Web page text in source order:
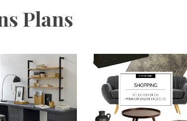
Plans